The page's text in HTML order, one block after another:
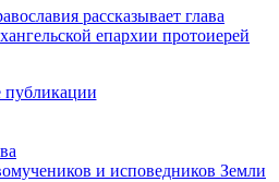
рассказывает глава
епархии протоиерей
публикации